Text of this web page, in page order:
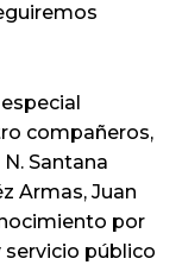
compañeros,
Santana
Armas, Juan
por
público